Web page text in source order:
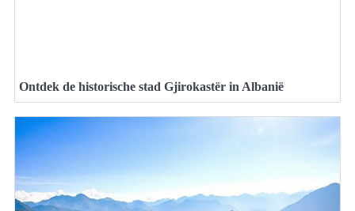
Ontdek de historische stad Gjirokastër in Albanië